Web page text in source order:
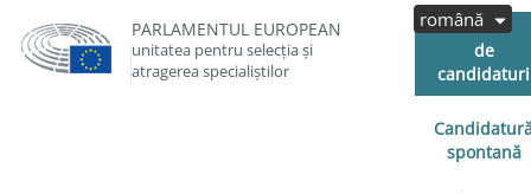
PARLAMENTUL EUROPEAN
unitatea pentru selecția și
atragerea specialiștilor
Cereri
de
candidaturi
spontană
română